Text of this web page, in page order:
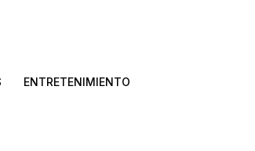
ENTRETENIMIENTO